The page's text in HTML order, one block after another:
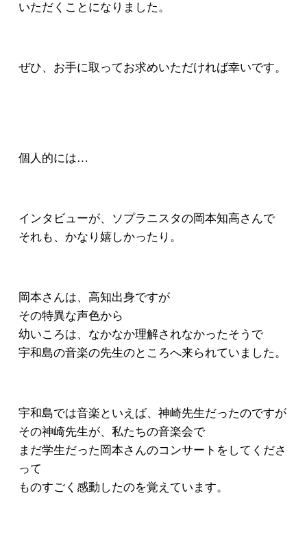
いただくことになりました。
ぜひ、お手に取ってお求めいただければ幸いです。
個人的には…
インタビューが、ソプラニスタの岡本知高さんで
それも、かなり嬉しかったり。
岡本さんは、高知出身ですが
その特異な声色から
幼いころは、なかなか理解されなかったそうで
宇和島の音楽の先生のところへ来られていました。
宇和島では音楽といえば、神崎先生だったのですが
その神崎先生が、私たちの音楽会で
まだ学生だった岡本さんのコンサートをしてくださ
って
ものすごく感動したのを覚えています。